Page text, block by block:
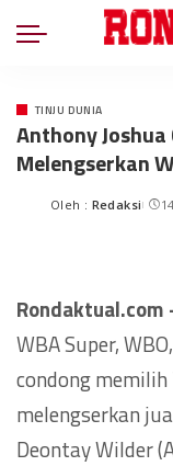
TINJU DUNIA
Anthony
Melengserkan
Oleh : Redaksi
Rondaktual.com
WBA Super,
condong
melengserkan
Deontay Wilder